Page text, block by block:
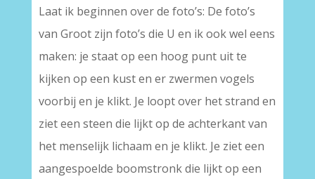
Laat ik beginnen over de foto’s: De foto’s
van Groot zijn foto’s die U en ik ook wel eens
maken: je staat op een hoog punt uit te
kijken op een kust en er zwermen vogels
voorbij en je klikt. Je loopt over het strand en
ziet een steen die lijkt op de achterkant van
het menselijk lichaam en je klikt. Je ziet een
aangespoelde boomstronk die lijkt op een